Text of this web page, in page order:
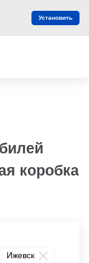
коробка
Ижевск
Установить